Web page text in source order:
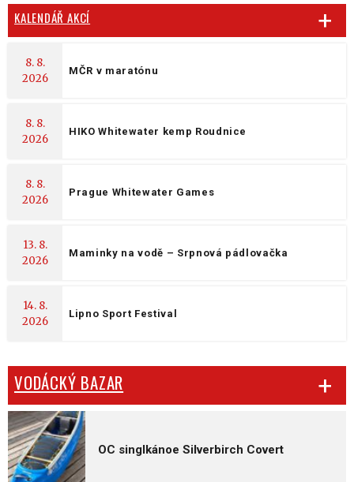
KALENDÁŘ AKCÍ
8. 8.
2026
MČR v maratónu
8. 8.
2026
HIKO Whitewater kemp Roudnice
8. 8.
2026
Prague Whitewater Games
13. 8.
2026
Maminky na vodě – Srpnová pádlovačka
14. 8.
2026
Lipno Sport Festival
VODÁCKÝ BAZAR
OC singlkánoe Silverbirch Covert